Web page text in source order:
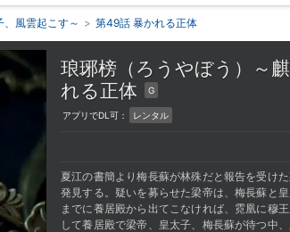
風雲起こす～ > 第49話 暴かれる正体
琅琊榜（ろうやぼう）～
れる正体
G
アプリでDL可： レンタル
夏江の書簡より梅長蘇が林殊だと報告を受け
発見する。疑いを募らせた梁帝は、梅長蘇と
までに養居殿から出てこなければ、霓凰に穆
して養居殿で梁帝、皇太子、梅長蘇が待つ中